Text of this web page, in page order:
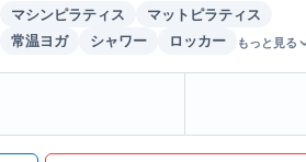
マシンピラティス
マットピラティス
常温ヨガ シャワー ロッカー もっと見る